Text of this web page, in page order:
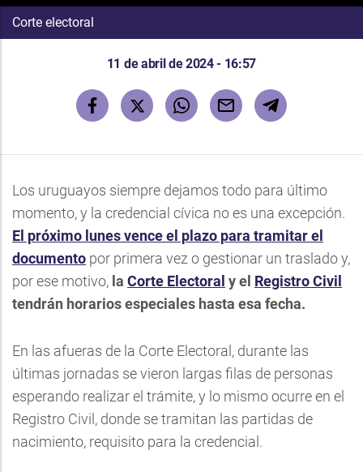
Corte electoral
11 de abril de 2024 - 16:57
Los uruguayos siempre dejamos todo para último
momento, y la credencial cívica no es una excepción.
El próximo lunes vence el plazo para tramitar el
documento por primera vez o gestionar un traslado y,
por ese motivo, la Corte Electoral y el Registro Civil
tendrán horarios especiales hasta esa fecha.
En las afueras de la Corte Electoral, durante las
últimas jornadas se vieron largas filas de personas
esperando realizar el trámite, y lo mismo ocurre en el
Registro Civil, donde se tramitan las partidas de
nacimiento, requisito para la credencial.